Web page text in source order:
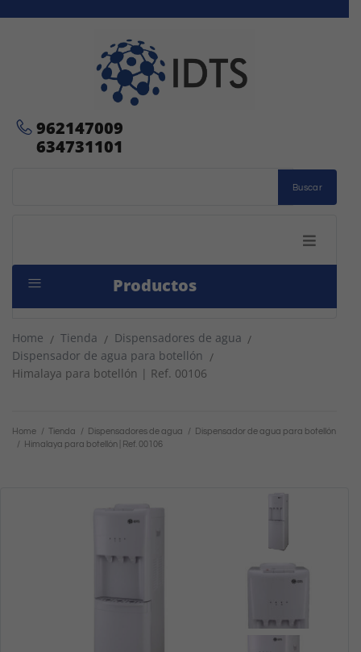
Buscar
962147009
634731101
Productos
Home / Tienda / Dispensadores de agua /
Dispensador de agua para botellón /
Himalaya para botellón | Ref. 00106
Home / Tienda / Dispensadores de agua /
Dispensador de agua para botellón
/
Himalaya para botellón | Ref. 00106